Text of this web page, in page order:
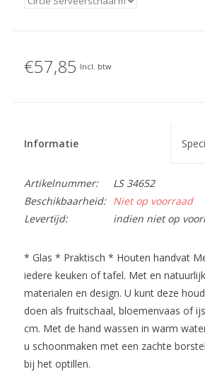
€57,85 Incl. btw
Informatie
Artikelnummer:
LS 34652
Beschikbaarheid:
Niet op voorraad
Levertijd:
indien niet op
* Glas * Praktisch * Houten handvat
iedere keuken of tafel. Met en
materialen en design. U kunt deze
doen als fruitschaal, bloemenvaas of
cm. Met de hand wassen in warm
u schoonmaken met een zachte
bij het optillen.